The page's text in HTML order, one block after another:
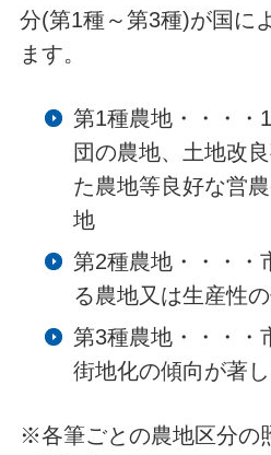
分(第1種～第3種)が国に
ます。
第1種農地・・・・
団の農地、土地改
た農地等良好な営
地
第2種農地・・・・
る農地又は生産性
第3種農地・・・・
街地化の傾向が著
※各筆ごとの農地区分の